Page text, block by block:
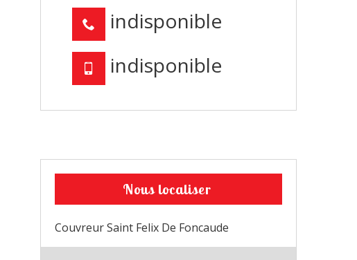
indisponible
indisponible
Nous localiser
Couvreur Saint Felix De Foncaude